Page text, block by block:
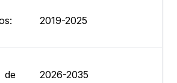
2019-2025
2026-2035